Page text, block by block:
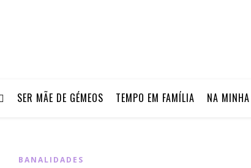
SER MÃE DE GÉMEOS TEMPO EM FAMÍLIA NA
BANALIDADES